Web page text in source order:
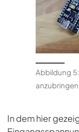
Abbildung
anzubringen
In dem hier